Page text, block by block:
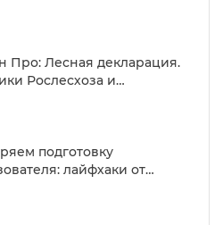
Про: Лесная декларация.
Рослесхоза и
подготовку
лайфхаки от